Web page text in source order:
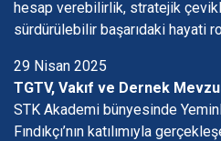
hesap verebilirlik, stratejik
sürdürülebilir başarıdaki hayati
29 Nisan 2025
TGTV, Vakıf ve Dernek
STK Akademi bünyesinde
Fındıkçı’nın katılımıyla